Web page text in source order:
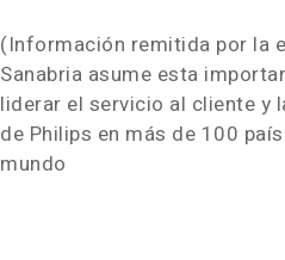
(Información remitida por la
Sanabria asume esta
liderar el servicio al cliente y
de Philips en más de 100
mundo